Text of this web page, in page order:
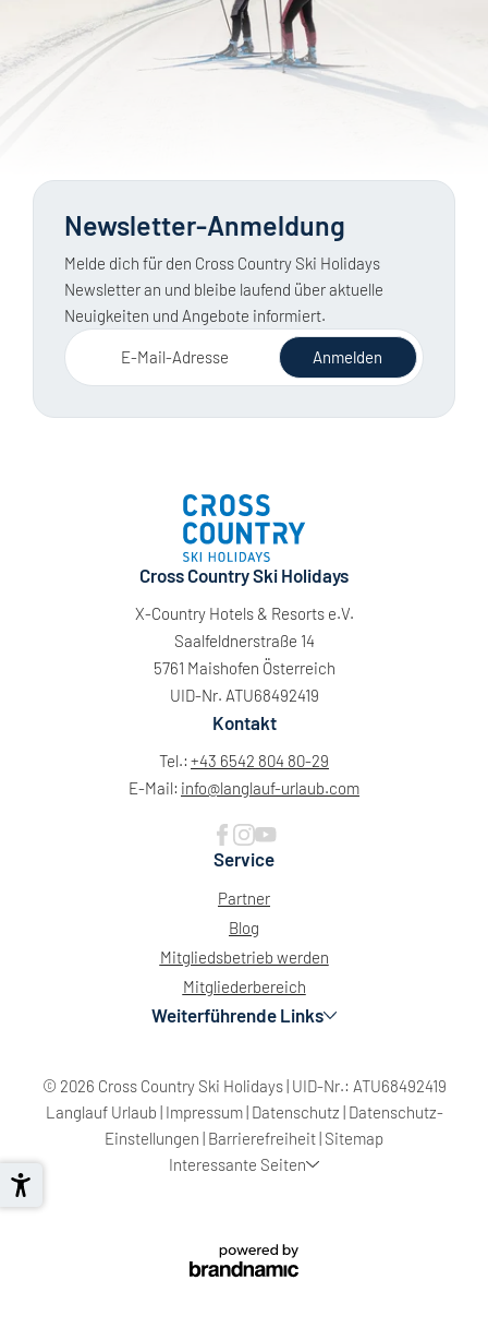
Newsletter-Anmeldung
Melde dich für den Cross Country Ski Holidays
Newsletter an und bleibe laufend über aktuelle
Neuigkeiten und Angebote informiert.
E-Mail-Adresse Anmelden
Cross Country Ski Holidays
X-Country Hotels & Resorts e.V.
Saalfeldnerstraße 14
5761 Maishofen Österreich
UID-Nr. ATU68492419
Kontakt
Tel.: +43 6542 804 80-29
E-Mail: info@langlauf-urlaub.com
Service
Partner
Blog
Mitgliedsbetrieb werden
Mitgliederbereich
Weiterführende Links
© 2026 Cross Country Ski Holidays| UID-Nr.: ATU68492419
Langlauf Urlaub | Impressum| Datenschutz | Datenschutz-
Einstellungen | Barrierefreiheit| Sitemap
Interessante Seiten